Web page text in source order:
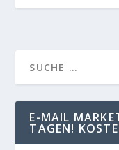
E-MAIL
TAGEN!